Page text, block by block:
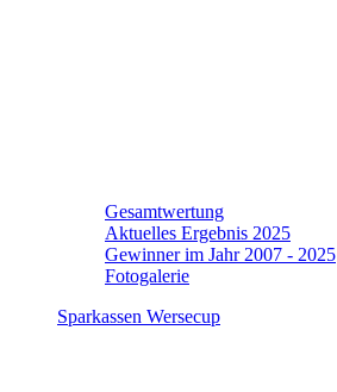
Gesamtwertung
Aktuelles Ergebnis 2025
Gewinner im Jahr 2007 - 2025
Fotogalerie
Sparkassen Wersecup